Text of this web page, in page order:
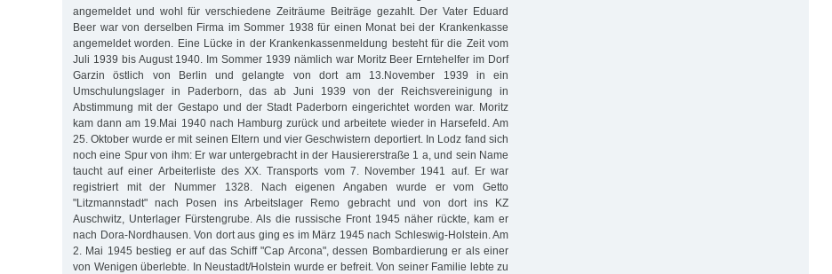
angemeldet und wohl für verschiedene Zeiträume Beiträge gezahlt. Der Vater Eduard
Beer war von derselben Firma im Sommer 1938 für einen Monat bei der Krankenkasse
angemeldet worden. Eine Lücke in der Krankenkassenmeldung besteht für die Zeit vom
Juli 1939 bis August 1940. Im Sommer 1939 nämlich war Moritz Beer Erntehelfer im Dorf
Garzin östlich von Berlin und gelangte von dort am 13.November 1939 in ein
Umschulungslager in Paderborn, das ab Juni 1939 von der Reichsvereinigung in
Abstimmung mit der Gestapo und der Stadt Paderborn eingerichtet worden war. Moritz
kam dann am 19.Mai 1940 nach Hamburg zurück und arbeitete wieder in Harsefeld. Am
25. Oktober wurde er mit seinen Eltern und vier Geschwistern deportiert. In Lodz fand sich
noch eine Spur von ihm: Er war untergebracht in der Hausiererstraße 1 a, und sein Name
taucht auf einer Arbeiterliste des XX. Transports vom 7. November 1941 auf. Er war
registriert mit der Nummer 1328. Nach eigenen Angaben wurde er vom Getto
"Litzmannstadt" nach Posen ins Arbeitslager Remo gebracht und von dort ins KZ
Auschwitz, Unterlager Fürstengrube. Als die russische Front 1945 näher rückte, kam er
nach Dora-Nordhausen. Von dort aus ging es im März 1945 nach Schleswig-Holstein. Am
2. Mai 1945 bestieg er auf das Schiff "Cap Arcona", dessen Bombardierung er als einer
von Wenigen überlebte. In Neustadt/Holstein wurde er befreit. Von seiner Familie lebte zu